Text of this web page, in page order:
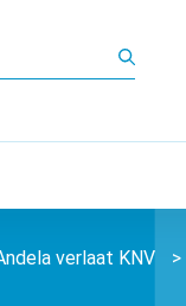
verlaat KNV >